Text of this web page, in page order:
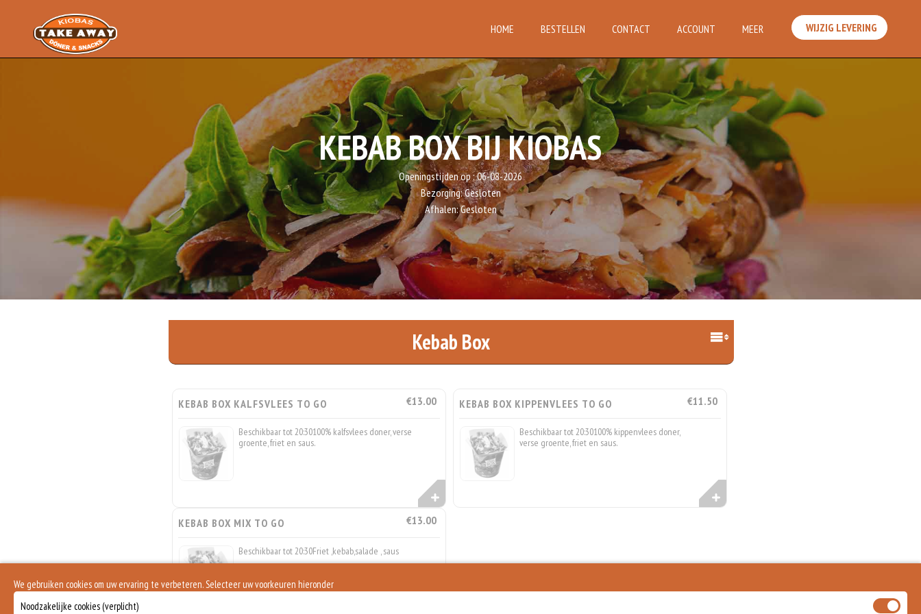
HOME BESTELLEN CONTACT ACCOUNT MEER WIJZIG LEVERING
KEBAB BOX BIJ KIOBAS
Openingstijden op :06-08-2026
Bezorging:Gesloten
Afhalen:Gesloten
Kebab Box
KEBAB BOX KALFSVLEES TO GO €13.00
Beschikbaar tot 20:30100% kalfsvlees doner, verse
groente, friet en saus.
KEBAB BOX KIPPENVLEES TO GO €11.50
Beschikbaar tot 20:30100% kippenvlees doner,
verse groente, friet en saus.
KEBAB BOX MIX TO GO €13.00
Beschikbaar tot 20:30Friet ,kebab,salade , saus
We gebruiken cookies om uw ervaring te verbeteren. Selecteer uw voorkeuren hieronder
Noodzakelijke cookies (verplicht)